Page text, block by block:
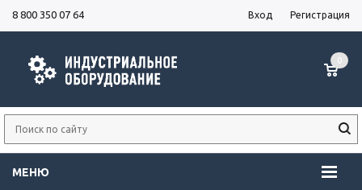
8 800 350 07 64 Вход Регистрация
МЕНЮ
0